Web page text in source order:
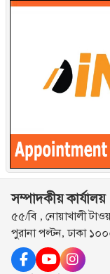
সম্পাদকীয় কার্যালয়
৫৫/বি , নোয়াখালী
পুরানা পল্টন, ঢাকা